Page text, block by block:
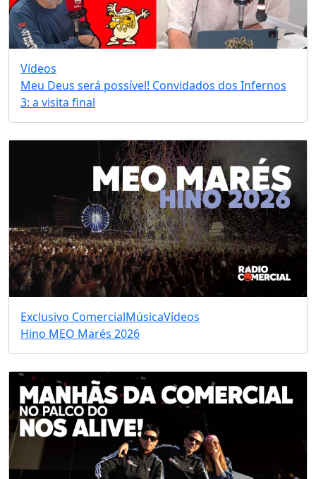
Vídeos
Meu Deus será possível! Convidados dos Infernos
3: a visita final
Exclusivo ComercialMúsicaVídeos
Hino MEO Marés 2026